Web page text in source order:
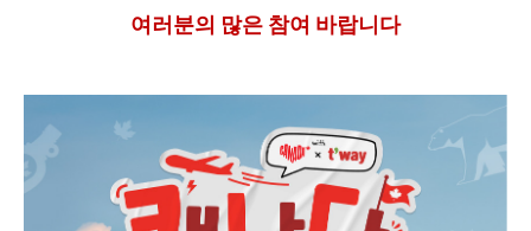
여러분의 많은 참여 바랍니다